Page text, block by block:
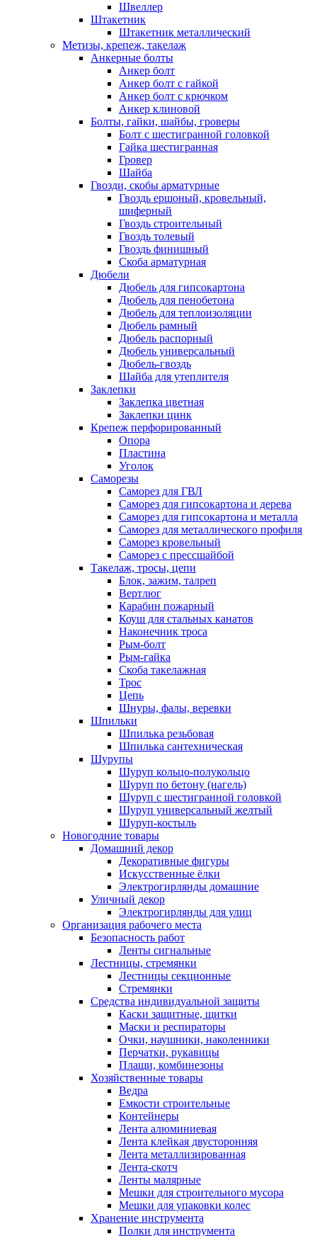
Швеллер
Штакетник
Штакетник металлический
Метизы, крепеж, такелаж
Анкерные болты
Анкер болт
Анкер болт с гайкой
Анкер болт с крючком
Анкер клиновой
Болты, гайки, шайбы, гроверы
Болт c шестигранной головкой
Гайка шестигранная
Гровер
Шайба
Гвозди, скобы арматурные
Гвоздь ершоный, кровельный,
шиферный
Гвоздь строительный
Гвоздь толевый
Гвоздь финишный
Скоба арматурная
Дюбели
Дюбель для гипсокартона
Дюбель для пенобетона
Дюбель для теплоизоляции
Дюбель рамный
Дюбель распорный
Дюбель универсальный
Дюбель-гвоздь
Шайба для утеплителя
Заклепки
Заклепка цветная
Заклепки цинк
Крепеж перфорированный
Опора
Пластина
Уголок
Саморезы
Саморез для ГВЛ
Саморез для гипсокартона и дерева
Саморез для гипсокартона и металла
Саморез для металлического профиля
Саморез кровельный
Саморез с прессшайбой
Такелаж, тросы, цепи
Блок, зажим, талреп
Вертлюг
Карабин пожарный
Коуш для стальных канатов
Наконечник троса
Рым-болт
Рым-гайка
Скоба такелажная
Трос
Цепь
Шнуры, фалы, веревки
Шпильки
Шпилька резьбовая
Шпилька сантехническая
Шурупы
Шуруп кольцо-полукольцо
Шуруп по бетону (нагель)
Шуруп с шестигранной головкой
Шуруп универсальный желтый
Шуруп-костыль
Новогодние товары
Домашний декор
Декоративные фигуры
Искусственные ёлки
Электрогирлянды домашние
Уличный декор
Электрогирлянды для улиц
Организация рабочего места
Безопасность работ
Ленты сигнальные
Лестницы, стремянки
Лестницы секционные
Стремянки
Средства индивидуальной защиты
Каски защитные, щитки
Маски и респираторы
Очки, наушники, наколенники
Перчатки, рукавицы
Плащи, комбинезоны
Хозяйственные товары
Ведра
Емкости строительные
Контейнеры
Лента алюминиевая
Лента клейкая двусторонняя
Лента металлизированная
Лента-скотч
Ленты малярные
Мешки для строительного мусора
Мешки для упаковки колес
Хранение инструмента
Полки для инструмента